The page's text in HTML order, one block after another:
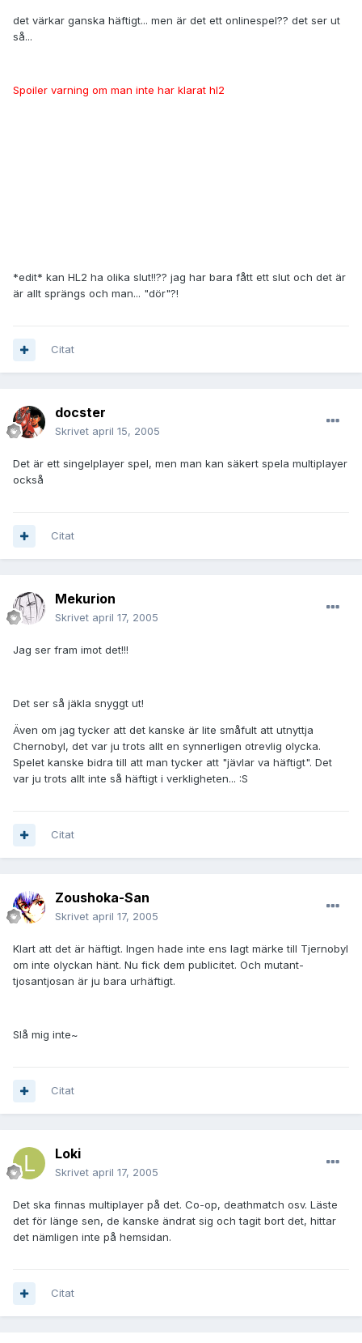
det värkar ganska häftigt... men är det ett onlinespel?? det ser ut
så...
Spoiler varning om man inte har klarat hl2
*edit* kan HL2 ha olika slut!!?? jag har bara fått ett slut och det är
är allt sprängs och man... "dör"?!
Citat
docster
Skrivet april 15, 2005
Det är ett singelplayer spel, men man kan säkert spela multiplayer
också
Citat
Mekurion
Skrivet april 17, 2005
Jag ser fram imot det!!!
Det ser så jäkla snyggt ut!
Även om jag tycker att det kanske är lite småfult att utnyttja
Chernobyl, det var ju trots allt en synnerligen otrevlig olycka.
Spelet kanske bidra till att man tycker att "jävlar va häftigt". Det
var ju trots allt inte så häftigt i verkligheten... :S
Citat
Zoushoka-San
Skrivet april 17, 2005
Klart att det är häftigt. Ingen hade inte ens lagt märke till Tjernobyl
om inte olyckan hänt. Nu fick dem publicitet. Och mutant-
tjosantjosan är ju bara urhäftigt.
Slå mig inte~
Citat
Loki
Skrivet april 17, 2005
Det ska finnas multiplayer på det. Co-op, deathmatch osv. Läste
det för länge sen, de kanske ändrat sig och tagit bort det, hittar
det nämligen inte på hemsidan.
Citat